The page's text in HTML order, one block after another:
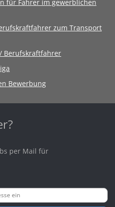
für Fahrer im gewerblichen
zum Transport
Berufskraftfahrer
Bewerbung
per Mail für